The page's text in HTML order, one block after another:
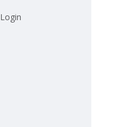
Login